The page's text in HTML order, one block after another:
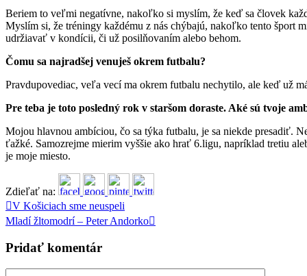
Beriem to veľmi negatívne, nakoľko si myslím, že keď sa človek
Myslím si, že tréningy každému z nás chýbajú, nakoľko tento šport
udržiavať v kondícii, či už posilňovaním alebo behom.
Čomu sa najradšej venuješ okrem futbalu?
Pravdupovediac, veľa vecí ma okrem futbalu nechytilo, ale keď už
Pre teba je toto posledný rok v staršom doraste. Aké sú tvoje
Mojou hlavnou ambíciou, čo sa týka futbalu, je sa niekde presadiť.
ťažké. Samozrejme mierim vyššie ako hrať 6.ligu, napríklad tretiu
je moje miesto.
Zdieľať na:
V Košiciach sme neuspeli
Mladí žltomodrí – Peter Andorko
Pridať komentár